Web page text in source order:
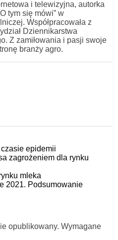
i telewizyjna, autorka
tym się mówi” w
Współpracowała z
Dziennikarstwa
Z zamiłowania i pasji swoje
branży agro.
epidemii
zagrożeniem dla rynku
mleka
2021. Podsumowanie
opublikowany. Wymagane